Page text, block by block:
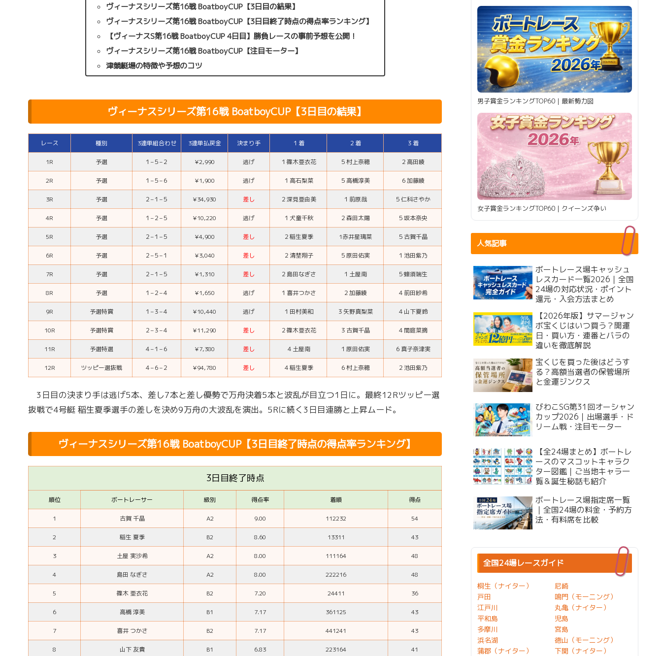
ヴィーナスシリーズ第16戦 BoatboyCUP【3日目の結果】
ヴィーナスシリーズ第16戦 BoatboyCUP【3日目終了時点の得点率ランキング】
【ヴィーナスS第16戦 BoatboyCUP 4日目】勝負レースの事前予想を公開！
ヴィーナスシリーズ第16戦 BoatboyCUP【注目モーター】
津競艇場の特徴や予想のコツ
ヴィーナスシリーズ第16戦 BoatboyCUP【3日目の結果】
レース 種別 3連単組合わせ 3連単払戻金 決まり手 １着 ２着 ３着
1R 予選 １ –５–２ ¥2,990 逃げ １ 篠木亜衣花 ５村上奈穂 ２ 高田綾
2R 予選 １ –５–６ ¥1,900 逃げ １ 高石梨菜 ５ 高橋淳美 ６加藤綾
3R 予選 ２–１ –５ ¥34,930 差し ２深見亜由美 １ 前原哉 ５仁科さやか
4R 予選 １ –２–５ ¥10,220 逃げ １ 犬童千秋 ２森田太陽 ５坂本奈央
5R 予選 ２–１ –５ ¥4,900 差し ２稲生夏季 1赤井星璃菜 ５ 古賀千晶
6R 予選 ２–５–１ ¥3,040 差し ２ 清埜翔子 ５原田佑実 １ 池田紫乃
7R 予選 ２–１ –５ ¥1,310 差し ２ 島田なぎさ １ 土屋南 ５蜂須瑞生
8R 予選 １ –２–４ ¥1,650 逃げ １ 喜井つかさ ２加藤綾 ４ 前田紗希
9R 予選特賞 １ –３–４ ¥10,440 逃げ １ 田村美和 ３ 矢野真梨菜 ４ 山下夏鈴
10R 予選特賞 ２–３–４ ¥11,290 差し ２篠木亜衣花 ３ 古賀千晶 ４ 間庭菜摘
11R 予選特選 ４–１ –６ ¥7,380 差し ４ 土屋南 １ 原田佑実 ６ 真子奈津実
12R ツッピー選抜戦 ４–６–２ ¥94,780 差し ４稲生夏季 ６村上奈穂 ２ 池田紫乃
3日目の決まり手は逃げ5本、差し7本と差し優勢で万舟決着5本と波乱が目立つ1日に。最終12Rツッピー選
抜戦で4号艇 稲生夏季選手の差しを決め9万舟の大波乱を演出。5Rに続く3日目連勝と上昇ムード。
ヴィーナスシリーズ第16戦 BoatboyCUP【3日目終了時点の得点率ランキング】
3日目終了時点
順位 ボートレーサー 級別 得点率 着順 得点
1 古賀 千晶 A2 9.00 112232 54
2 稲生 夏季 B2 8.60 13311 43
3 土屋 実沙希 A2 8.00 111164 48
4 島田 なぎさ A2 8.00 222216 48
5 篠木 亜衣花 B2 7.20 24411 36
6 高橋 淳美 B1 7.17 361125 43
7 喜井 つかさ B2 7.17 441241 43
8 山下 友貴 B1 6.83 223164 41
男子賞金ランキングTOP60｜最新勢力図
女子賞金ランキングTOP60｜クイーンズ争い
人気記事
ボートレース場キャッシュ
レスカード一覧2026｜全国
24場の対応状況・ポイント
還元・入会方法まとめ
【2026年版】サマージャン
ボ宝くじはいつ買う？開運
日・買い方・連番とバラの
違いを徹底解説
宝くじを買った後はどうす
る？高額当選者の保管場所
と金運ジンクス
びわこSG第31回オーシャン
カップ2026｜出場選手・ド
リーム戦・注目モーター
【全24場まとめ】ボートレ
ースのマスコットキャラク
ター図鑑｜ご当地キャラ一
覧＆誕生秘話も紹介
ボートレース場指定席一覧
｜全国24場の料金・予約方
法・有料席を比較
全国24場レースガイド
桐生（ナイター）
戸田
江戸川
平和島
多摩川
浜名湖
蒲郡（ナイター）
尼崎
鳴門（モーニング）
丸亀（ナイター）
児島
宮島
徳山（モーニング）
下関（ナイター）